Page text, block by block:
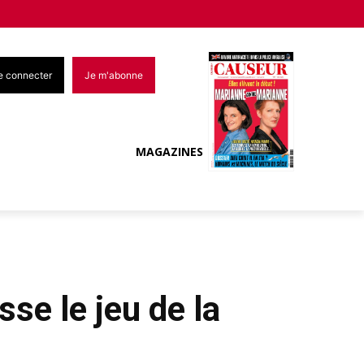
connecter Je m'abonne
MAGAZINES
le jeu de la